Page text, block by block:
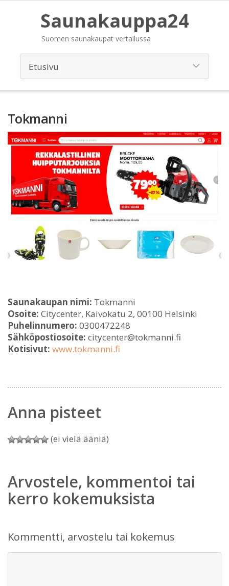
Saunakauppa24
Suomen saunakaupat vertailussa
Tokmanni
Saunakaupan nimi: Tokmanni
Osoite: Citycenter, Kaivokatu 2, 00100 Helsinki
Puhelinnumero: 0300472248
Sähköpostiosoite: citycenter@tokmanni.fi
Kotisivut: www.tokmanni.fi
Anna pisteet
(ei vielä ääniä)
Arvostele, kommentoi tai
kerro kokemuksista
Kommentti, arvostelu tai kokemus